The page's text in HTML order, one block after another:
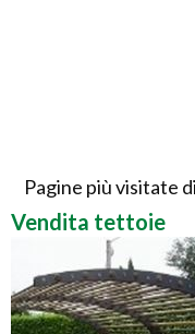
Pagine più visitate
Vendita tettoie